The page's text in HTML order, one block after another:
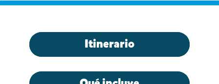
Itinerario